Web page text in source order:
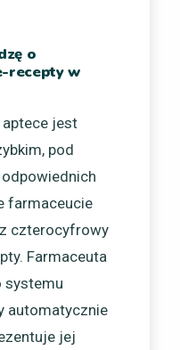
o
recepty w
aptece jest
pod
farmaceucie
czterocyfrowy
Farmaceuta
systemu
automatycznie
jej